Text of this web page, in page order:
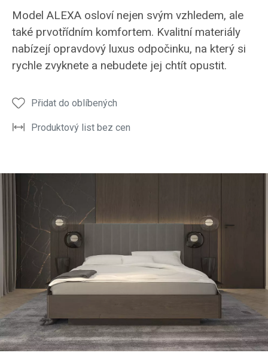
ložnice
ALEXA
opravdový
luxus
odpočinku
ložnice
ALEXA
opravdový
luxus
odpočinku
noční
stolek
postele
ALEXA
noční
stolek
postele
ALEXA
Model ALEXA osloví nejen svým vzhledem, ale
také prvotřídním komfortem. Kvalitní materiály
nabízejí opravdový luxus odpočinku, na který si
rychle zvyknete a nebudete jej chtít opustit.
Přidat do oblíbených
Produktový list bez cen